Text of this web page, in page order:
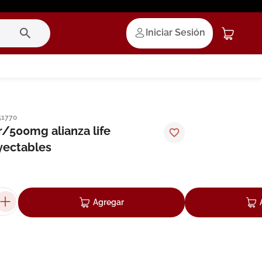
Iniciar Sesión
500mg alianza life
Agregar